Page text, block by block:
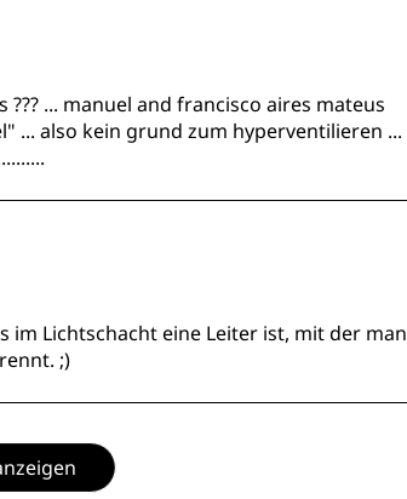
... manuel and francisco aires mateus
... also kein grund zum hyperventilieren ...
im Lichtschacht eine Leiter ist, mit der man
;)